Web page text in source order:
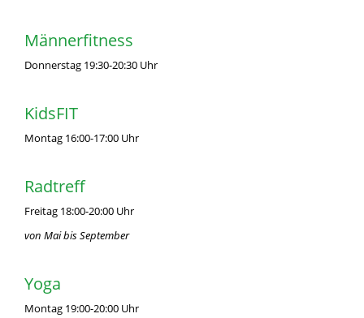
Männerfitness
Donnerstag 19:30-20:30 Uhr
KidsFIT
Montag 16:00-17:00 Uhr
Radtreff
Freitag 18:00-20:00 Uhr
von Mai bis September
Yoga
Montag 19:00-20:00 Uhr